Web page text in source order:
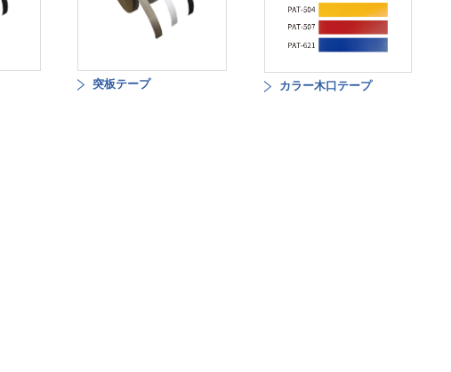
突板テープ カラー木口テープ